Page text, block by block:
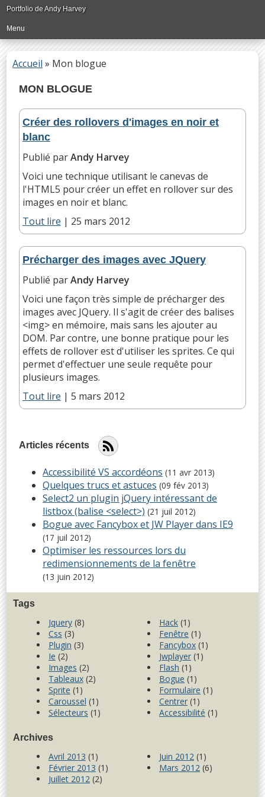
Passer
au
contenu
principal
Portfolio de Andy Harvey
Menu
Accueil » Mon blogue
MON BLOGUE
Créer des rollovers d'images en noir et
blanc
Publié parAndy Harvey
Voici une technique utilisant le canevas de
l'HTML5 pour créer un effet en rollover sur des
images en noir et blanc.
Tout lire | 25 mars 2012
Précharger des images avec JQuery
Publié parAndy Harvey
Voici une façon très simple de précharger des
images avec JQuery. Il s'agit de créer des balises
<img> en mémoire, mais sans les ajouter au
DOM. Par contre, une bonne pratique pour les
effets de rollover est d'utiliser les sprites. Ce qui
permet d'effectuer une seule requête pour
plusieurs images.
Tout lire | 5 mars 2012
Articles récents
Accessibilité VS accordéons (11 avr 2013)
Quelques trucs et astuces (09 fév 2013)
Select2 un plugin jQuery intéressant de
listbox (balise <select>) (21 juil 2012)
Bogue avec Fancybox et JW Player dans IE9
(17 juil 2012)
Optimiser les ressources lors du
redimensionnements de la fenêtre
(13 juin 2012)
Tags
Jquery(8)
Css (3)
Plugin (3)
Ie (2)
Images (2)
Tableaux(2)
Sprite (1)
Caroussel (1)
Sélecteurs (1)
Hack (1)
Fenêtre (1)
Fancybox (1)
Jwplayer (1)
Flash (1)
Bogue (1)
Formulaire (1)
Centrer (1)
Accessibilité (1)
Archives
Avril 2013 (1)
Février 2013 (1)
Juillet 2012(2)
Juin 2012 (1)
Mars 2012 (6)